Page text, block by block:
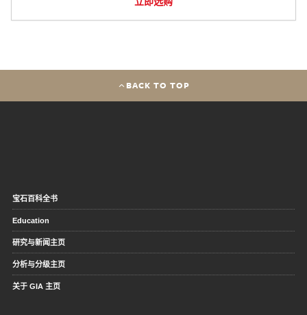
BACK TO TOP
宝石百科全书
Education
研究与新闻主页
分析与分级主页
关于 GIA 主页